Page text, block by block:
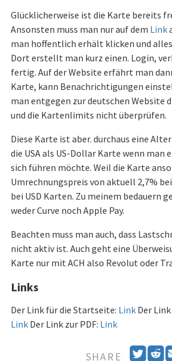
Glücklicherweise ist die Karte bereits
Ansonsten muss man nur auf dem Link
man hoffentlich erhält klicken und
Dort erstellt man kurz einen. Login,
fertig. Auf der Website erfährt man
Karte, kann Benachrichtigungen
man entgegen zur deutschen Website
und die Kartenlimits nicht überprüfen.
Diese Karte ist aber. durchaus eine
die USA als US-Dollar Karte wenn man
sich führen möchte. Weil die Karte
Umrechnungspreis von aktuell 2,7%
bei USD Karten. Zu meinem bedauern
weder Curve noch Apple Pay.
Beachten muss man auch, dass
nicht aktiv ist. Auch geht eine
Karte nur mit ACH also Revolut oder
Links
Der Link für die Startseite: LinkDer
LinkDer Link zur PDF: Link
SHARE
R